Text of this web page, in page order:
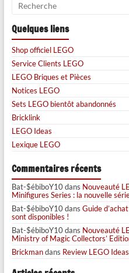
Quelques liens
Shop officiel LEGO
Service Clients LEGO
LEGO Briques et Pièces
Notices LEGO
Sets LEGO bientôt abandonnés
Bricklink
LEGO Ideas
Lexique LEGO
Commentaires récents
Bat-$ébiboY10dans Nouveauté
Minifigures Series : la nouvelle
Bat-$ébiboY10dans Guide
sont disponibles !
Bat-$ébiboY10dans Nouveauté
Ministry of Magic Collectors’
Brickmandans Review LEGO